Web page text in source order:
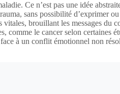
Ce n’est pas une idée
sans possibilité d’exprimer
brouillant les messages
comme le cancer selon
à un conflit émotionnel non